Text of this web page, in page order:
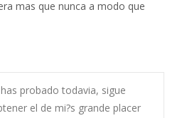
mas que nunca a modo que
probado todavia, sigue
el de mi?s grande placer